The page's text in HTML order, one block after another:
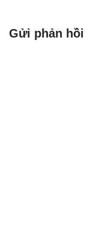
Chênh lệch khối lượng
Gửi phản hồi